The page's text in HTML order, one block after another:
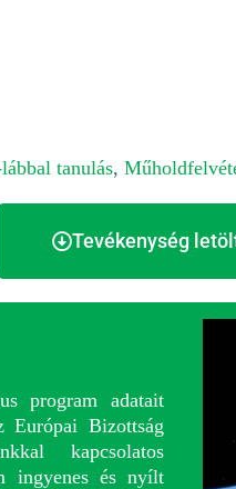
tanulás,
Tevékenység
program adatait
Európai Bizottság
kapcsolatos
ingyenes és nyílt